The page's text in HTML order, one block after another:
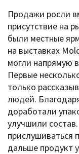
Продажи росли
присутствие на
были местные
на выставках
могли напрямую
Первые
только
людей.
доработали
улучшили
прислушиваться
дальше продукт